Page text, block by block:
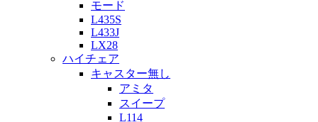
モード
L435S
L433J
LX28
ハイチェア
キャスター無し
アミタ
スイープ
L114